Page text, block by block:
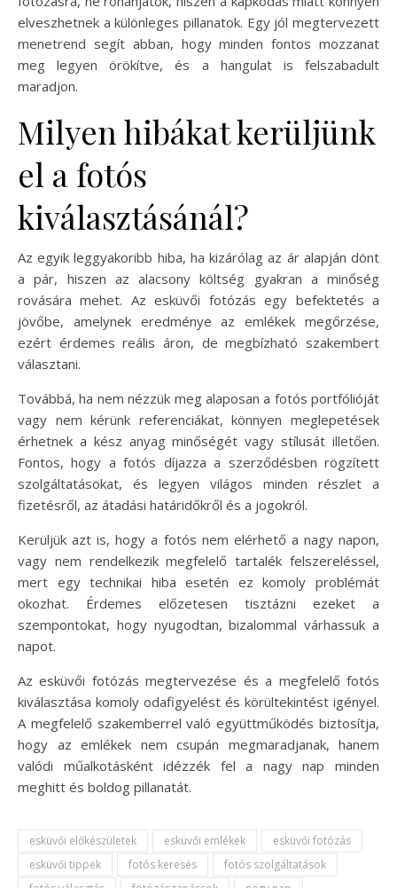
elveszhetnek a különleges pillanatok. Egy jól megtervezett
menetrend segít abban, hogy minden fontos mozzanat
meg legyen örökítve, és a hangulat is felszabadult
maradjon.
Milyen hibákat kerüljünk
el a fotós
kiválasztásánál?
Az egyik leggyakoribb hiba, ha kizárólag az ár alapján dönt
a pár, hiszen az alacsony költség gyakran a minőség
rovására mehet. Az esküvői fotózás egy befektetés a
jövőbe, amelynek eredménye az emlékek megőrzése,
ezért érdemes reális áron, de megbízható szakembert
választani.
Továbbá, ha nem nézzük meg alaposan a fotós portfólióját
vagy nem kérünk referenciákat, könnyen meglepetések
érhetnek a kész anyag minőségét vagy stílusát illetően.
Fontos, hogy a fotós díjazza a szerződésben rögzített
szolgáltatásokat, és legyen világos minden részlet a
fizetésről, az átadási határidőkről és a jogokról.
Kerüljük azt is, hogy a fotós nem elérhető a nagy napon,
vagy nem rendelkezik megfelelő tartalék felszereléssel,
mert egy technikai hiba esetén ez komoly problémát
okozhat. Érdemes előzetesen tisztázni ezeket a
szempontokat, hogy nyugodtan, bizalommal várhassuk a
napot.
Az esküvői fotózás megtervezése és a megfelelő fotós
kiválasztása komoly odafigyelést és körültekintést igényel.
A megfelelő szakemberrel való együttműködés biztosítja,
hogy az emlékek nem csupán megmaradjanak, hanem
valódi műalkotásként idézzék fel a nagy nap minden
meghitt és boldog pillanatát.
esküvői előkészületek esküvői emlékek
esküvői fotózás
esküvői tippek
fotós keresés
fotós szolgáltatások